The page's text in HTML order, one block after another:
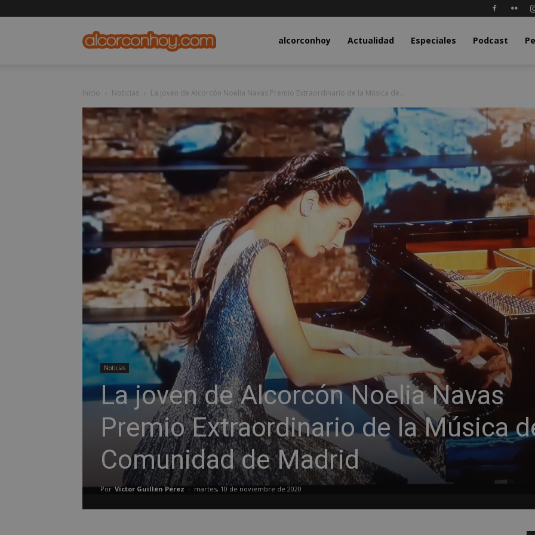
alcorconhoy.comalcorconhoy Actualidad Especiales Podcast
Inicio Noticias La joven de Alcorcón Noelia Navas Premio Extraordinario de la Música de...
Noticias
La joven de Alcorcón Noelia Navas
Premio Extraordinario de la Música
Comunidad de Madrid
Por Víctor Guillén Pérez - martes, 10 de noviembre de 2020